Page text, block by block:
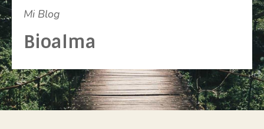
Mi Blog
Bioalma